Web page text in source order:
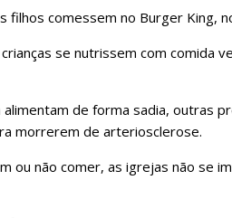
comessem no Burger King,
se nutrissem com comida
de forma sadia, outras
morrerem de arteriosclerose.
ou não comer, as igrejas não se